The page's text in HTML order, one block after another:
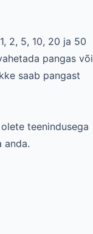
2, 5, 10, 20 ja 50
pangas või
saab pangast
teenindusega
anda.